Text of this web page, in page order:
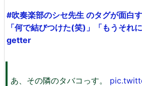
#吹奏楽部のシセ先生 のタグが面白
「何で結びつけた(笑)」「もうそれ
getter
あ、その隣のタバコっす。